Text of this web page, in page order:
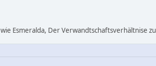
Esmeralda, Der Verwandtschaftsverhältnise zu